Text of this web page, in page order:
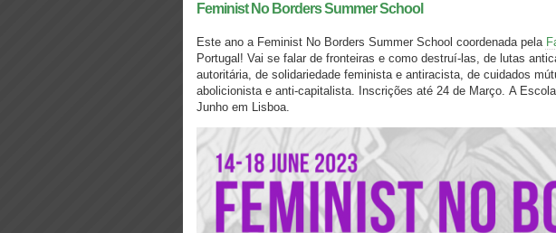
Feminist No Borders Summer School
Este ano a Feminist No Borders Summer School coordenada pela
Portugal! Vai se falar de fronteiras e como destruí-las, de lutas
autoritária, de solidariedade feminista e antiracista, de cuidados
abolicionista e anti-capitalista. Inscrições até 24 de Março. A
Junho em Lisboa.